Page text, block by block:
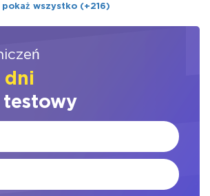
pokaż wszystko (+216)
dni
testowy